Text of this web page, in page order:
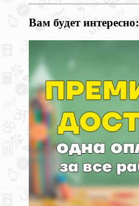
Вам будет интересно: